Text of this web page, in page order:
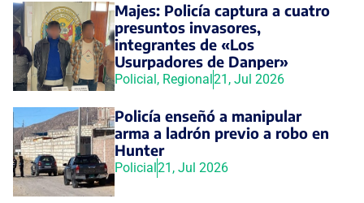
Majes: Policía captura a cuatro
presuntos invasores,
integrantes de «Los
Usurpadores de Danper»
Policial, Regional21, Jul 2026
Policía enseñó a manipular
arma a ladrón previo a robo en
Hunter
Policial21, Jul 2026